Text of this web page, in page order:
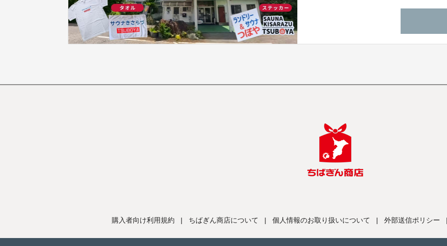
購入者向け利用規約 | ちばぎん商店について | 個人情報のお取り扱いについて | 外部送信ポリシー